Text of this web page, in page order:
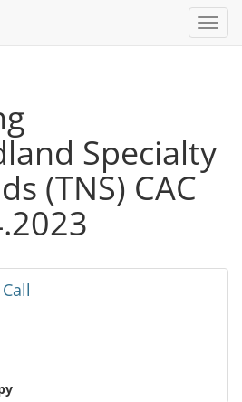
Specialty
(TNS) CAC